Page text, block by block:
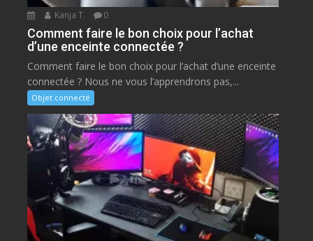
Kanja T. 0
Comment faire le bon choix pour l’achat
d’une enceinte connectée ?
Comment faire le bon choix pour l’achat d’une enceinte
connectée ? Nous ne vous l’apprendrons pas,...
Objet connecté